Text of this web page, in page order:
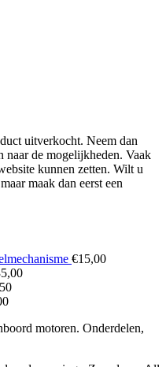
uitverkocht. Neem dan
naar de mogelijkheden. Vaak
kunnen zetten. Wilt u
maak dan eerst een
€15,00
motoren. Onderdelen,